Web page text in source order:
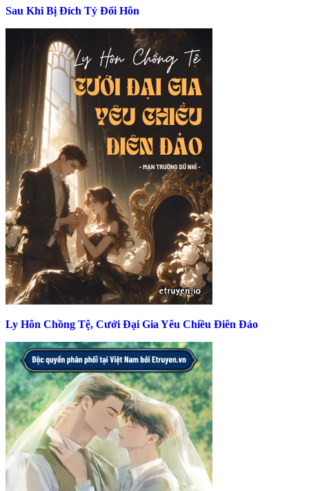
Sau Khi Bị Đích Tỷ Đổi Hôn
Ly Hôn Chồng Tệ, Cưới Đại Gia Yêu Chiều Điên Đảo